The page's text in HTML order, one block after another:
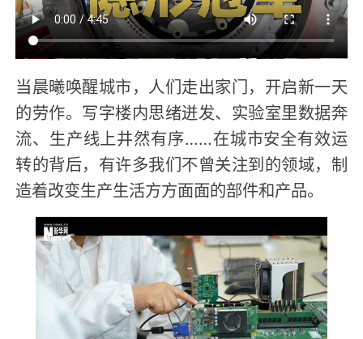
当晨曦唤醒城市，人们走出家门，开启新一天
的劳作。写字楼内思绪迸发、实验室里数据奔
流、生产线上井然有序……在城市安全有效运
转的背后，有许多我们不曾关注到的领域，制
造着改变生产生活方方面面的部件和产品。